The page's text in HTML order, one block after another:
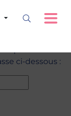
ci-dessous :